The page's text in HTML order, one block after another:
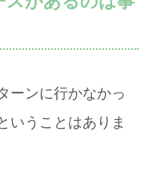
ーンに行かなかっ
いうことはありま